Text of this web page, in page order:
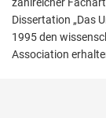
Dissertation „Das
1995 den
Association